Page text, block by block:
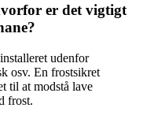
er det vigtigt
udenfor
osv. En frostsikret
til at modstå lave
frost.